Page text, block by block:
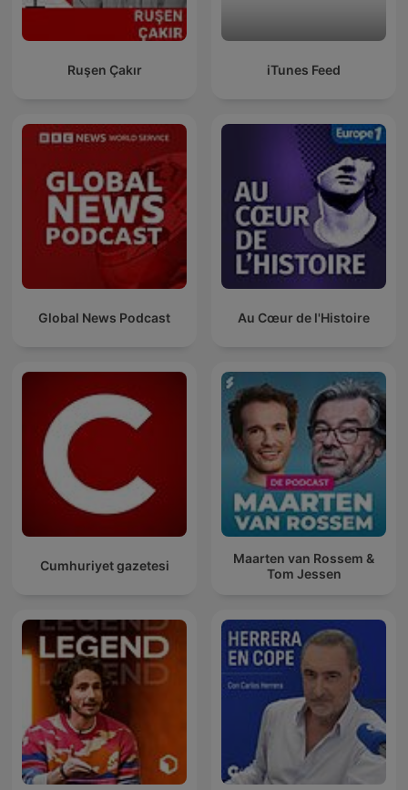
Ruşen Çakır iTunes Feed
Global News Podcast Au Cœur de l'Histoire
Cumhuriyet gazetesi
Maarten van Rossem &
Tom Jessen